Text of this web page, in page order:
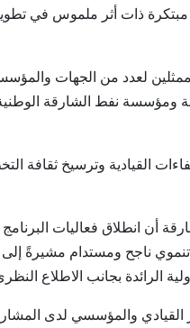
ذات أثر ملموس في تطوير
لعدد من الجهات
ومؤسسة نفط الشارقة
القيادية وترسيخ ثقافة
انطلاق فعاليات
ناجح ومستدام مشيرةً
الرائدة بجانب الاطلاع
القيادي والمؤسسي لدى